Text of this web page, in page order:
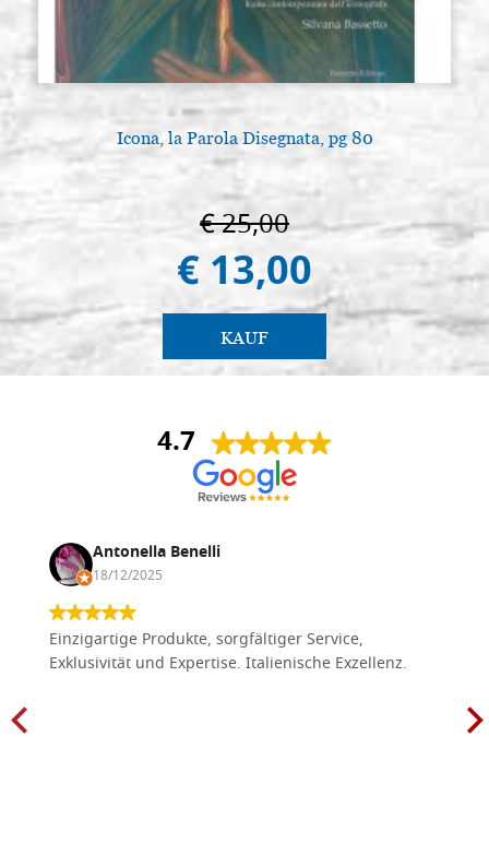
Icona, la Parola Disegnata, pg 80
€ 25,00
€ 13,00
KAUF
4.7
Antonella Benelli
18/12/2025
Einzigartige Produkte, sorgfältiger Service,
Exklusivität und Expertise. Italienische Exzellenz.